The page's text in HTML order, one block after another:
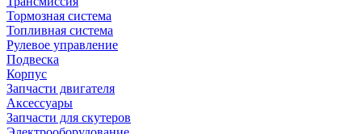
Тормозная система
Топливная система
Рулевое управление
Подвеска
Корпус
Запчасти двигателя
Аксессуары
Запчасти для скутеров